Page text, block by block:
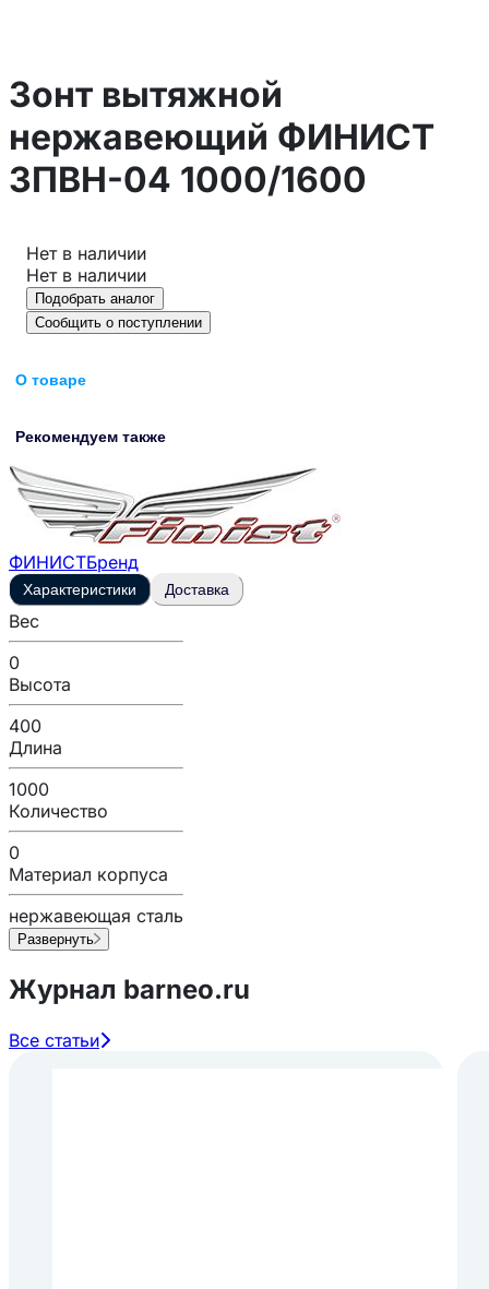
Зонт вытяжной
нержавеющий ФИНИСТ
ЗПВН-04 1000/1600
Нет в наличии
Нет в наличии
Подобрать аналог
Сообщить о поступлении
О товаре
Рекомендуем также
ФИНИСТБренд
Характеристики Доставка
Вес
0
Высота
400
Длина
1000
Количество
0
Материал корпуса
нержавеющая сталь
Развернуть
Журнал barneo.ru
Все статьи